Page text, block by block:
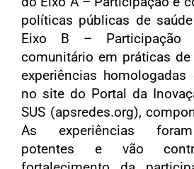
políticas públicas de saúde
Eixo B – Participação
comunitário em práticas de
experiências homologadas
no site do Portal da
SUS (apsredes.org),
As experiências
potentes e vão